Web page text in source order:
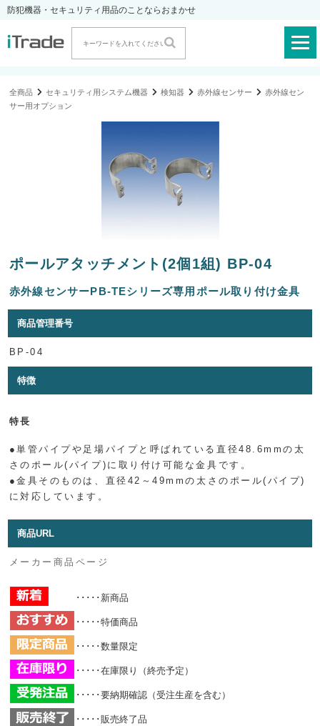
防犯機器・セキュリティ用品のことならおまかせ
全商品 セキュリティ用システム機器 検知器 赤外線センサー
赤外線セン
サー用オプション
ポールアタッチメント(2個1組) BP-04
赤外線センサーPB-TEシリーズ専用ポール取り付け金具
商品管理番号
BP-04
特徴
特長
●単管パイプや足場パイプと呼ばれている直径48.6mmの太
さのポール(パイプ)に取り付け可能な金具です。
●金具そのものは、直径42～49mmの太さのポール(パイプ)
に対応しています。
商品URL
メーカー商品ページ
･････新商品
･････特価商品
･････数量限定
･････在庫限り（終売予定）
･････要納期確認（受注生産を含む）
･････販売終了品